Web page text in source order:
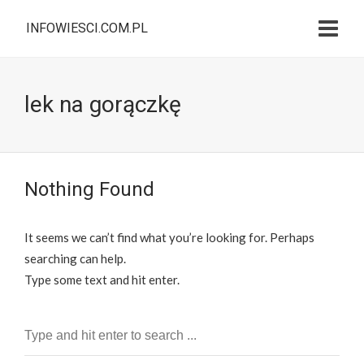
INFOWIESCI.COM.PL
lek na gorączkę
Nothing Found
It seems we can’t find what you’re looking for. Perhaps
searching can help.
Type some text and hit enter.